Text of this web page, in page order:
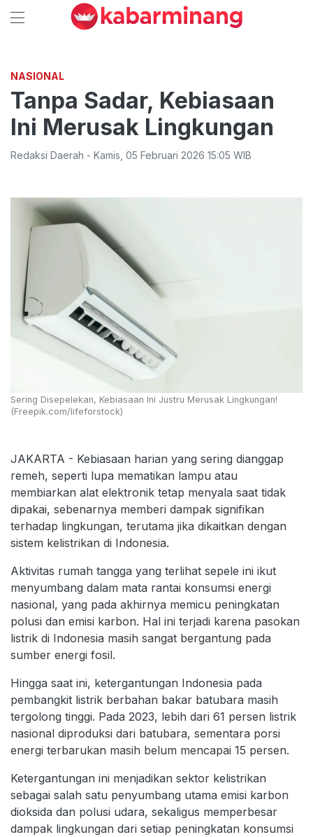
NASIONAL
Tanpa Sadar, Kebiasaan
Ini Merusak Lingkungan
Redaksi Daerah - Kamis 05 Februari 2026 15:05 WIB
Sering Disepelekan, Kebiasaan Ini Justru Merusak Lingkungan!
(Freepik.com/lifeforstock)
JAKARTA - Kebiasaan harian yang sering dianggap
remeh, seperti lupa mematikan lampu atau
membiarkan alat elektronik tetap menyala saat tidak
dipakai, sebenarnya memberi dampak signifikan
terhadap lingkungan, terutama jika dikaitkan dengan
sistem kelistrikan di Indonesia.
Aktivitas rumah tangga yang terlihat sepele ini ikut
menyumbang dalam mata rantai konsumsi energi
nasional, yang pada akhirnya memicu peningkatan
polusi dan emisi karbon. Hal ini terjadi karena pasokan
listrik di Indonesia masih sangat bergantung pada
sumber energi fosil.
Hingga saat ini, ketergantungan Indonesia pada
pembangkit listrik berbahan bakar batubara masih
tergolong tinggi. Pada 2023, lebih dari 61 persen listrik
nasional diproduksi dari batubara, sementara porsi
energi terbarukan masih belum mencapai 15 persen.
Ketergantungan ini menjadikan sektor kelistrikan
sebagai salah satu penyumbang utama emisi karbon
dioksida dan polusi udara, sekaligus memperbesar
dampak lingkungan dari setiap peningkatan konsumsi